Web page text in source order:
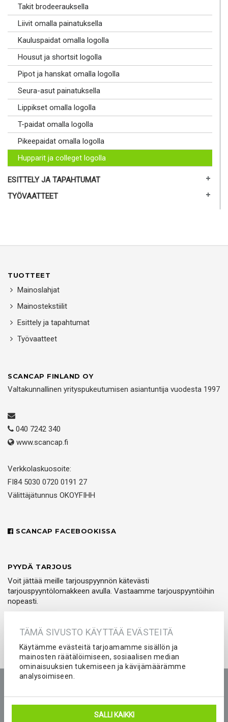
TÄMÄ SIVUSTO KÄYTTÄÄ EVÄSTEITÄ
Käytämme evästeitä tarjoamamme sisällön ja
mainosten räätälöimiseen, sosiaalisen median
ominaisuuksien tukemiseen ja kävijämäärämme
analysoimiseen.
SALLI KAIKKI
Takit brodeerauksella
Liivit omalla painatuksella
Kauluspaidat omalla logolla
Housut ja shortsit logolla
Pipot ja hanskat omalla logolla
Seura-asut painatuksella
Lippikset omalla logolla
T-paidat omalla logolla
Pikeepaidat omalla logolla
Hupparit ja colleget logolla
ESITTELY JA TAPAHTUMAT
TYÖVAATTEET
TUOTTEET
Mainoslahjat
Mainostekstiilit
Esittely ja tapahtumat
Työvaatteet
SCANCAP FINLAND OY
Valtakunnallinen yrityspukeutumisen asiantuntija vuodesta 1997
040 7242 340
www.scancap.fi
Verkkolaskuosoite:
FI84 5030 0720 0191 27
Välittäjätunnus OKOYFIHH
SCANCAP FACEBOOKISSA
PYYDÄ TARJOUS
Voit jättää meille tarjouspyynnön kätevästi
tarjouspyyntölomakkeen avulla. Vastaamme tarjouspyyntöihin
nopeasti.
Tarjouspyyntö
Peliasut ja seura-asut joukkueelle
Blogi
Yhteystiedot